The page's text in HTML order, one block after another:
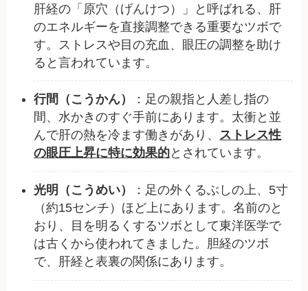
肝経の「原穴（げんけつ）」と呼ばれる、肝
のエネルギーを直接調整できる重要なツボで
す。ストレスや目の充血、眼圧の調整を助け
ると言われています。
行間（こうかん）
：足の親指と人差し指の
間、水かきのすぐ手前にあります。太衝と並
んで肝の熱を冷ます働きがあり、 ストレス性
の眼圧上昇に特に効果的とされています。
光明（こうめい）
：足の外くるぶしの上、5寸
（約15センチ）ほど上にあります。名前のと
おり、目を明るくするツボとして東洋医学で
は古くから使われてきました。胆経のツボ
で、肝経と表裏の関係にあります。